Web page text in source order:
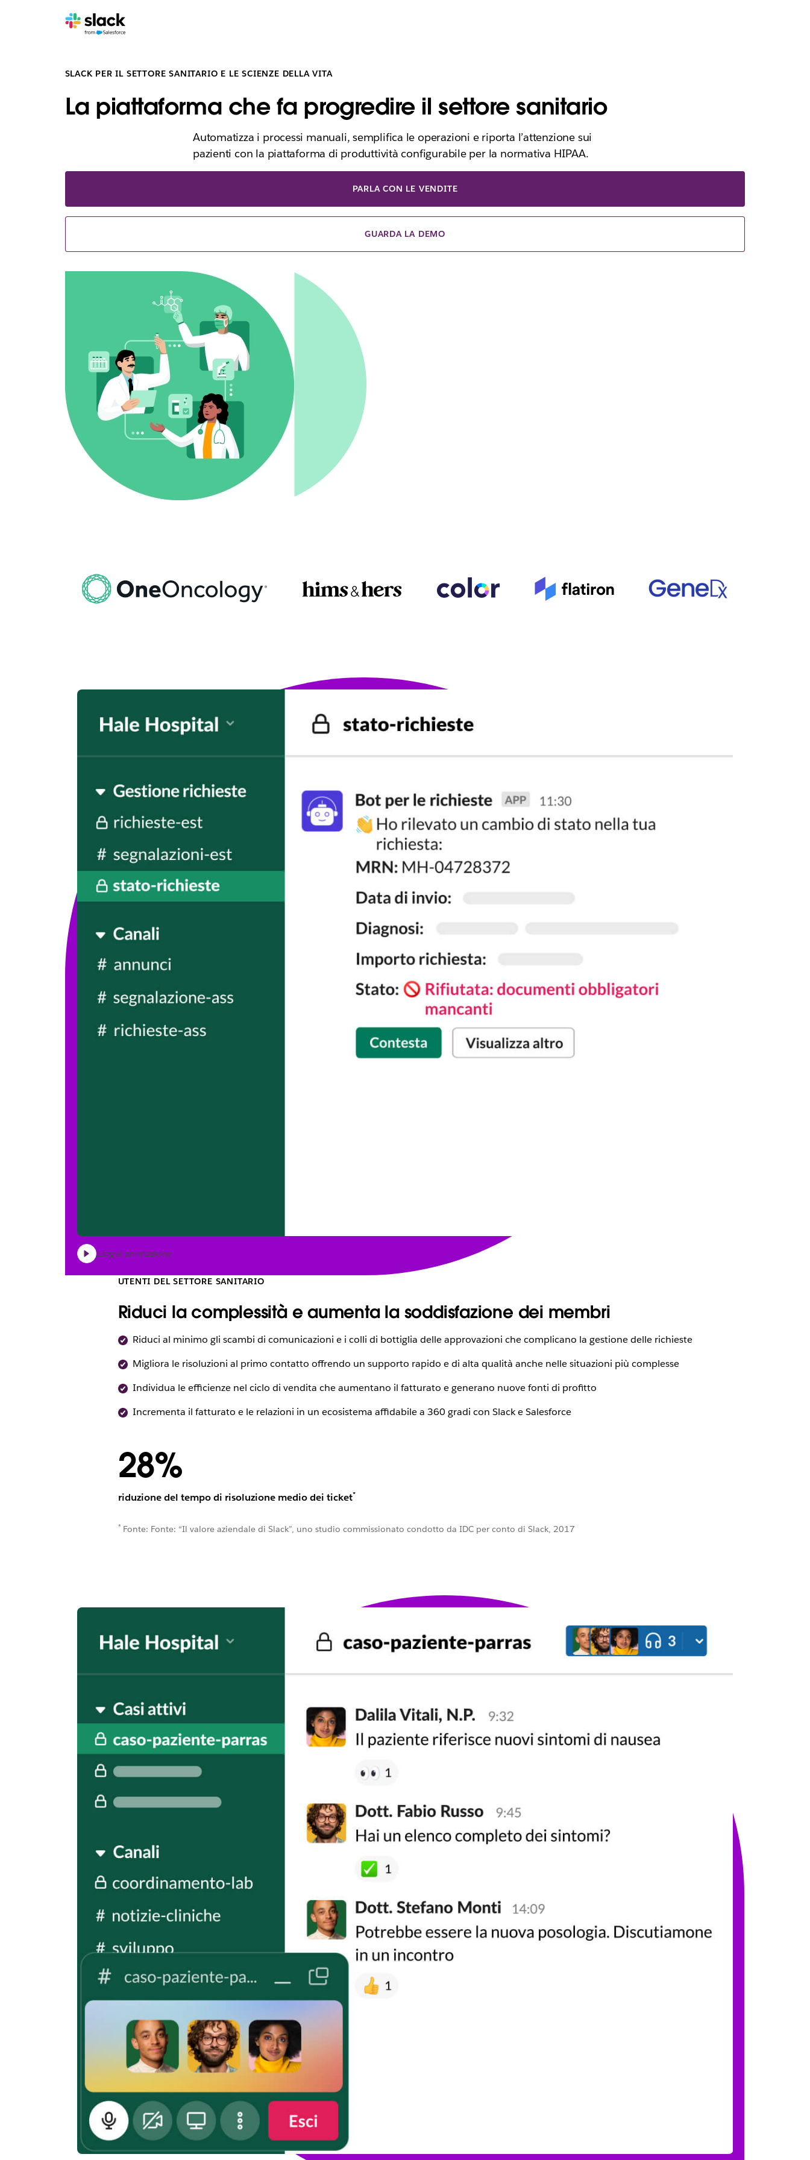
SLACK PER IL SETTORE SANITARIO E LE SCIENZE DELLA VITA
La piattaforma che fa progredire il settore sanitario
Automatizza i processi manuali, semplifica le operazioni e riporta l’attenzione sui
pazienti con la piattaforma di produttività configurabile per la normativa HIPAA.
PARLA CON LE VENDITE
GUARDA LA DEMO
Esegui animazione
UTENTI DEL SETTORE SANITARIO
Riduci la complessità e aumenta la soddisfazione dei membri
Riduci al minimo gli scambi di comunicazioni e i colli di bottiglia delle approvazioni che complicano la gestione delle richieste
Migliora le risoluzioni al primo contatto offrendo un supporto rapido e di alta qualità anche nelle situazioni più complesse
Individua le efficienze nel ciclo di vendita che aumentano il fatturato e generano nuove fonti di profitto
Incrementa il fatturato e le relazioni in un ecosistema affidabile a 360 gradi con Slack e Salesforce
28%
riduzione del tempo di risoluzione medio dei ticket*
* Fonte: Fonte: “Il valore aziendale di Slack”, uno studio commissionato condotto da IDC per conto di Slack, 2017